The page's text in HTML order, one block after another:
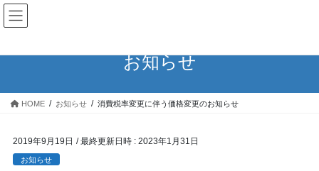
コ
ン
ス
ナ
ビ
ン
お知らせ
HOME お知らせ 消費税率変更に伴う価格変更のお知らせ
2019年9月19日 / 最終更新日時 : 2023年1月31日
お知らせ